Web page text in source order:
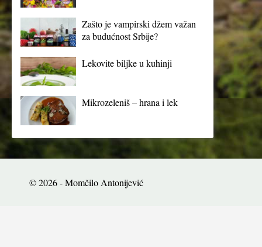
Zašto je vampirski džem važan
za budućnost Srbije?
Lekovite biljke u kuhinji
Mikrozeleniš – hrana i lek
© 2026 - Momčilo Antonijević